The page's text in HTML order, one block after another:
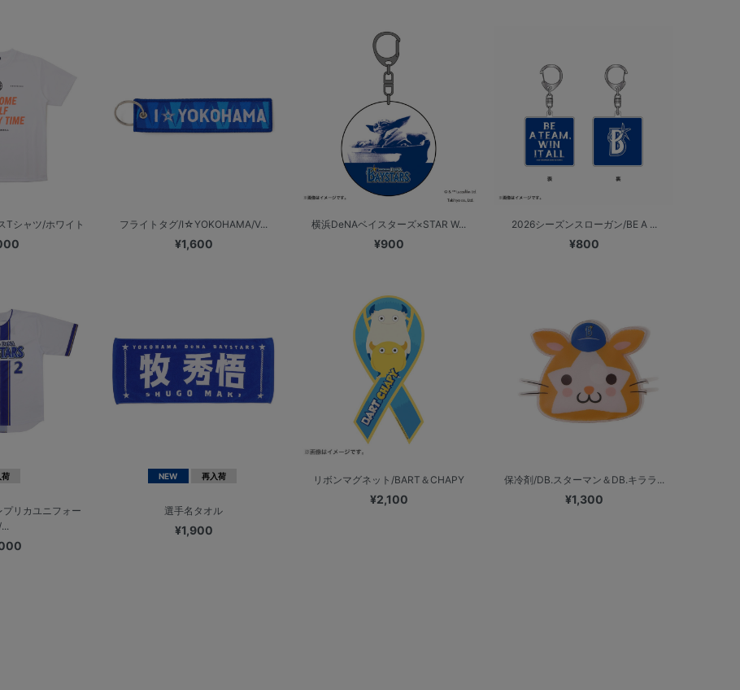
Tシャツ/ホワイト フライトタグ/I☆YOKOHAMA/V...
¥1,600
横浜DeNAベイスターズ×STAR W...
¥900
2026シーズンスローガン/BE A ...
¥800
荷
リカユニフォー
NEW 再入荷
選手名タオル
¥1,900
リボンマグネット/BART＆CHAPY
¥2,100
保冷剤/DB.スターマン＆DB.キララ...
¥1,300